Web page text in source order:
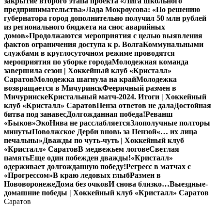
предпринимательства»Лада Мокроусова: «По решению
губернатора город дополнительно получил 50 млн рублей
из регионального бюджета на снос аварийных
домов»Продолжаются мероприятия с целью выявления
фактов ограничения доступа к р. ВолгаКоммунальными
службами в круглосуточном режиме проводятся
мероприятия по уборке городаМолодежная команда
завершила сезон | Хоккейный клуб «Кристалл»
СаратовМолодежка шагнула на крайМолодежка
возвращается в МичуринскФееричный размен в
МичуринскеКристальный матч-2024. Итоги | Хоккейный
клуб «Кристалл» СаратовПенза ответов не далаДостойная
битва под занавесДолгожданная победа!Реванш
«Быков»ЭкоНива не расслабляетсяЗлополучные полторы
минутыПоволжское Дерби вновь за Пензой«… их лица
печальны»Дважды по чуть-чуть | Хоккейный клуб
«Кристалл» СаратовВ медвежьем логовеСветлая
памятьЕще один побежден дважды!«Кристалл»
одерживает долгожданную победу!Регресс в матчах с
«Прогрессом»В краю ледовых глыбРазмен в
НововоронежеДома без очковИ снова близко…Выездные-
домашние победы | Хоккейный клуб «Кристалл» Саратов
Саратов